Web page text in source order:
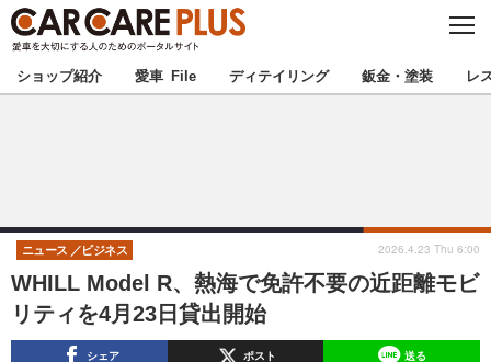
C
S
E
★カーケアプラス認定★ 厳選プロショップを地域から探す
甲信越 北陸
東海 関西
中国 四国
ショップ紹介 愛車 File ディテイリング 鈑金・塗装 レ
WHILL Model R、熱海で免許不要の近距離モビ
リティを4月23日貸出開始
ニュース ビジネス 2026.4.23 Thu 6:00
シェア ポスト 送る